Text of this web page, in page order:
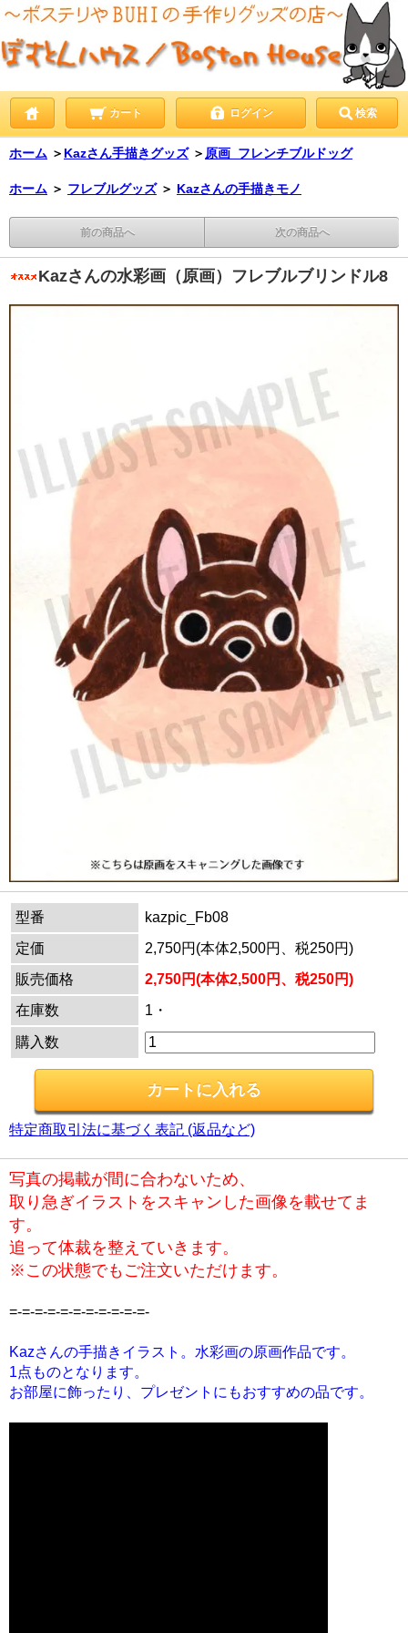
カート ログイン 検索
ホーム ＞ Kazさん手描きグッズ ＞ 原画_フレンチブルドッグ
ホーム ＞ フレブルグッズ ＞ Kazさんの手描きモノ
前の商品へ 次の商品へ
Kazさんの水彩画（原画）フレブルブリンドル8
型番
kazpic_Fb08
定価
2,750円(本体2,500円、税250円)
販売価格
2,750円(本体2,500円、税250円)
在庫数
1・
購入数
特定商取引法に基づく表記 (返品など)
写真の掲載が間に合わないため、
取り急ぎイラストをスキャンした画像を載せてま
す。
追って体裁を整えていきます。
※この状態でもご注文いただけます。
=-=-=-=-=-=-=-=-=-=-=-
Kazさんの手描きイラスト。水彩画の原画作品です。
1点ものとなります。
お部屋に飾ったり、プレゼントにもおすすめの品です。